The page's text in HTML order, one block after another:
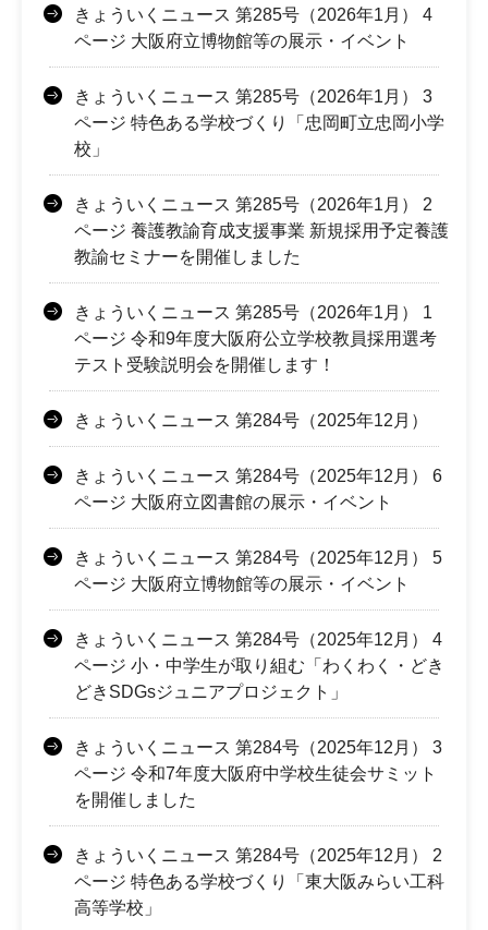
きょういくニュース 第285号（2026年1月） 4
ページ 大阪府立博物館等の展示・イベント
きょういくニュース 第285号（2026年1月） 3
ページ 特色ある学校づくり「忠岡町立忠岡小学
校」
きょういくニュース 第285号（2026年1月） 2
ページ 養護教諭育成支援事業 新規採用予定養護
教諭セミナーを開催しました
きょういくニュース 第285号（2026年1月） 1
ページ 令和9年度大阪府公立学校教員採用選考
テスト受験説明会を開催します！
きょういくニュース 第284号（2025年12月）
きょういくニュース 第284号（2025年12月） 6
ページ 大阪府立図書館の展示・イベント
きょういくニュース 第284号（2025年12月） 5
ページ 大阪府立博物館等の展示・イベント
きょういくニュース 第284号（2025年12月） 4
ページ 小・中学生が取り組む「わくわく・どき
どきSDGsジュニアプロジェクト」
きょういくニュース 第284号（2025年12月） 3
ページ 令和7年度大阪府中学校生徒会サミット
を開催しました
きょういくニュース 第284号（2025年12月） 2
ページ 特色ある学校づくり「東大阪みらい工科
高等学校」